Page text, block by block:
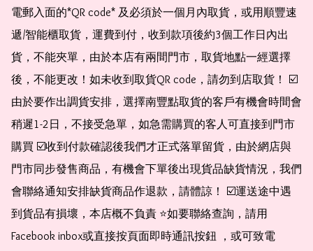
電郵入面的*QR code* 及必須於一個月內取貨，或用順豐速
遞/智能櫃取貨，運費到付，收到款項後約3個工作日內出
貨，不能夾單，由於本店有兩間門市，取貨地點一經選擇
後，不能更改！如未收到取貨QR code，請勿到店取貨！ ☑️
由於要作出調貨安排，選擇南豐點取貨的客戶有機會時間會
稍遲1-2日，不接受急單，如急需購買的客人可直接到門市
購買 ☑️收到付款確認後我們才正式落單留貨，由於網店與
門市同步發售商品，有機會下單後出現貨品缺貨情況，我們
會聯絡通知安排缺貨商品作退款，請體諒！ ☑️運送途中遇
到貨品有損壞，本店概不負責 ⭐️如要聯絡查詢，請用
Facebook inbox或直接按頁面即時通訊按鈕 ，或可致電